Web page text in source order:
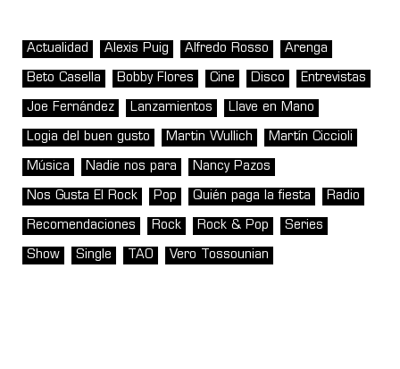
Actualidad Alexis Puig Alfredo Rosso Arenga
Beto Casella Bobby Flores Cine Disco Entrevistas
Joe Fernández Lanzamientos Llave en Mano
Logia del buen gusto Martin Wullich Martín Ciccioli
Música Nadie nos para Nancy Pazos
Nos Gusta El Rock Pop Quién paga la fiesta Radio
Recomendaciones Rock Rock & Pop Series
Show Single TAO Vero Tossounian